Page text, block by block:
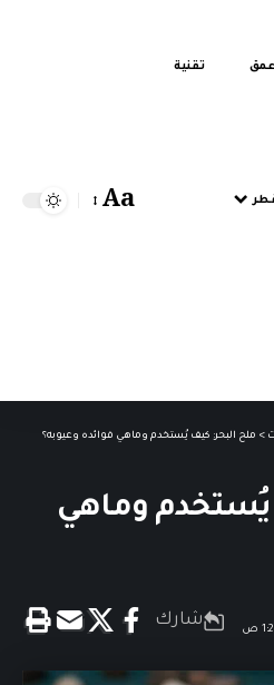
عمق تقنية
Aa
> ملح البحر: كيف يُستخدم وماهي فوائده وعيوبه؟
يُستخدم وماهي
شارك